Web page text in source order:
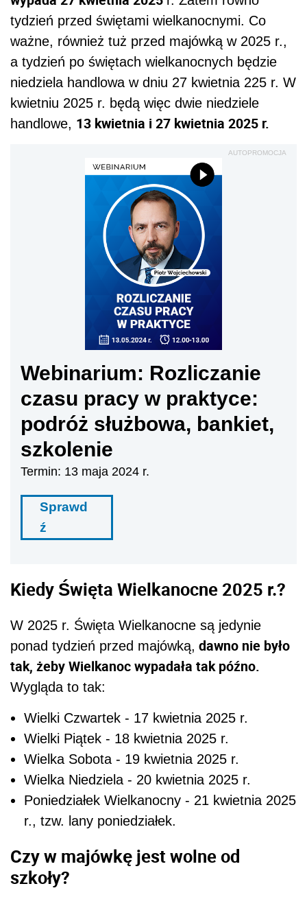
tydzień przed świętami wielkanocnymi. Co
ważne, również tuż przed majówką w 2025 r.,
a tydzień po świętach wielkanocnych będzie
niedziela handlowa w dniu 27 kwietnia 225 r. W
kwietniu 2025 r. będą więc dwie niedziele
handlowe, 13 kwietnia i 27 kwietnia 2025 r.
AUTOPROMOCJA
Webinarium: Rozliczanie
czasu pracy w praktyce:
podróż służbowa, bankiet,
szkolenie
Termin: 13 maja 2024 r.
Sprawd
ź
Kiedy Święta Wielkanocne 2025 r.?
W 2025 r. Święta Wielkanocne są jedynie
ponad tydzień przed majówką, dawno nie było
tak, żeby Wielkanoc wypadała tak późno.
Wygląda to tak:
Wielki Czwartek - 17 kwietnia 2025 r.
Wielki Piątek - 18 kwietnia 2025 r.
Wielka Sobota - 19 kwietnia 2025 r.
Wielka Niedziela - 20 kwietnia 2025 r.
Poniedziałek Wielkanocny - 21 kwietnia 2025
r., tzw. lany poniedziałek.
Czy w majówkę jest wolne od
szkoły?